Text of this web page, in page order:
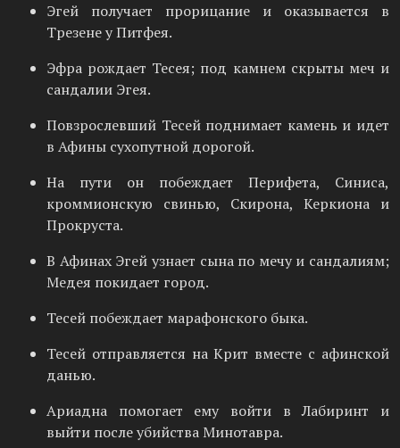
Эгей получает прорицание и оказывается в
Трезене у Питфея.
Эфра рождает Тесея; под камнем скрыты меч и
сандалии Эгея.
Повзрослевший Тесей поднимает камень и идет
в Афины сухопутной дорогой.
На пути он побеждает Перифета, Синиса,
кроммионскую свинью, Скирона, Керкиона и
Прокруста.
В Афинах Эгей узнает сына по мечу и сандалиям;
Медея покидает город.
Тесей побеждает марафонского быка.
Тесей отправляется на Крит вместе с афинской
данью.
Ариадна помогает ему войти в Лабиринт и
выйти после убийства Минотавра.